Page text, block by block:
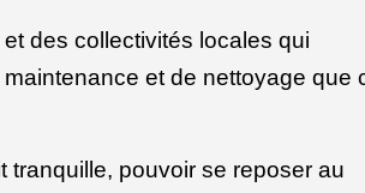
des collectivités locales qui
et de nettoyage que
tranquille, pouvoir se reposer au